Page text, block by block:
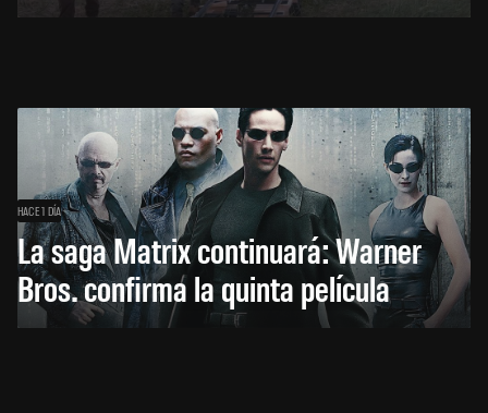
HACE 1 DÍA
La saga Matrix continuará: Warner
Bros. confirma la quinta película